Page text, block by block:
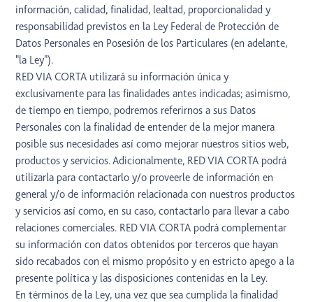
información, calidad, finalidad, lealtad, proporcionalidad y
responsabilidad previstos en la Ley Federal de Protección de
Datos Personales en Posesión de los Particulares (en adelante,
"la Ley").
RED VIA CORTA utilizará su información única y
exclusivamente para las finalidades antes indicadas; asimismo,
de tiempo en tiempo, podremos referirnos a sus Datos
Personales con la finalidad de entender de la mejor manera
posible sus necesidades así como mejorar nuestros sitios web,
productos y servicios. Adicionalmente, RED VIA CORTA podrá
utilizarla para contactarlo y/o proveerle de información en
general y/o de información relacionada con nuestros productos
y servicios así como, en su caso, contactarlo para llevar a cabo
relaciones comerciales. RED VIA CORTA podrá complementar
su información con datos obtenidos por terceros que hayan
sido recabados con el mismo propósito y en estricto apego a la
presente política y las disposiciones contenidas en la Ley.
En términos de la Ley, una vez que sea cumplida la finalidad